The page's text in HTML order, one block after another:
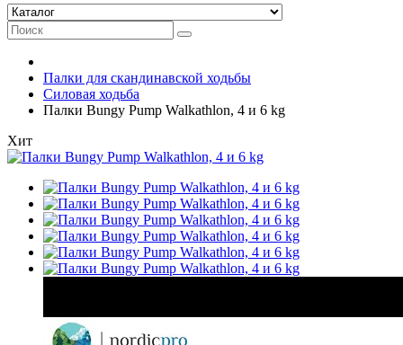
Палки для скандинавской ходьбы
Силовая ходьба
Палки Bungy Pump Walkathlon, 4 и 6 kg
Хит